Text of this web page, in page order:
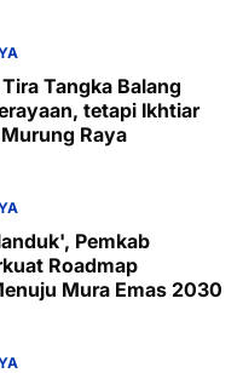
Tangka Balang
tetapi Ikhtiar
Raya
Pemkab
Roadmap
Mura Emas 2030